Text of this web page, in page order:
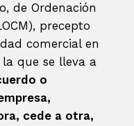
de Ordenación
precepto
comercial en
que se lleva a
o
cede a otra,